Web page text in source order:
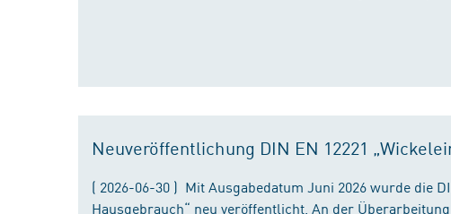
Neuveröffentlichung DIN EN 12221
( 2026-06-30 ) Mit Ausgabedatum Juni 2026 wurde die
Hausgebrauch“ neu veröffentlicht. An der